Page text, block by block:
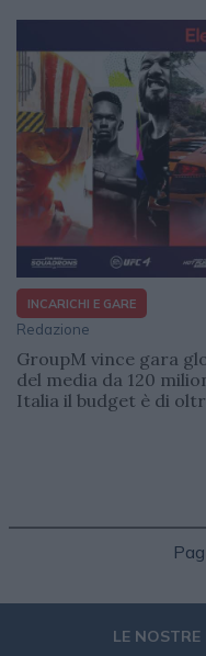
INCARICHI E GARE
Redazione
GroupM vince gara
del media da 120
Italia il budget è di
LE